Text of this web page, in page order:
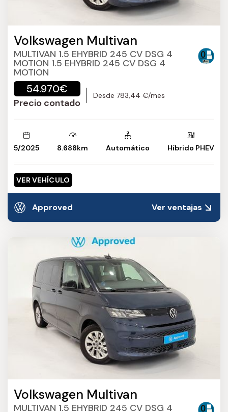
Volkswagen Multivan
MULTIVAN 1.5 EHYBRID 245 CV DSG 4
MOTION 1.5 EHYBRID 245 CV DSG 4
MOTION
54.970€
Precio contado
Desde 783,44 €/mes
5/2025 8.688km Automático Híbrido PHEV
VER VEHÍCULO
Approved Ver ventajas
Volkswagen Multivan
MULTIVAN 1.5 EHYBRID 245 CV DSG 4